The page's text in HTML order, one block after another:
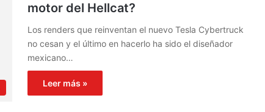
motor del Hellcat?
Los renders que reinventan el nuevo Tesla Cybertruck
no cesan y el último en hacerlo ha sido el diseñador
mexicano…
Leer más »